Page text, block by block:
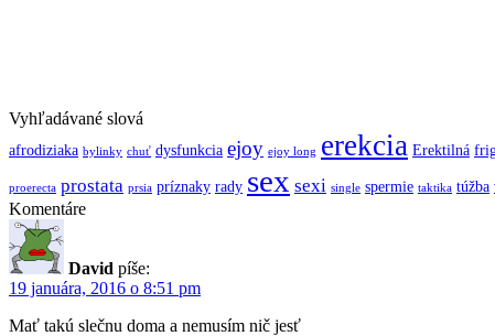
Vyhľadávané slová
afrodiziaka bylinky chuť dysfunkcia ejoy ejoy long erekcia Erektilná
proerecta prostata prsia príznaky rady sex sexi single spermie taktika túžba
Komentáre
David píše:
19 januára, 2016 o 8:51 pm
Mať takú slečnu doma a nemusím nič jesť